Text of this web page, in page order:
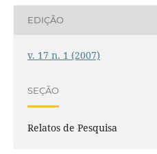
EDIÇÃO
v. 17 n. 1 (2007)
SEÇÃO
Relatos de Pesquisa